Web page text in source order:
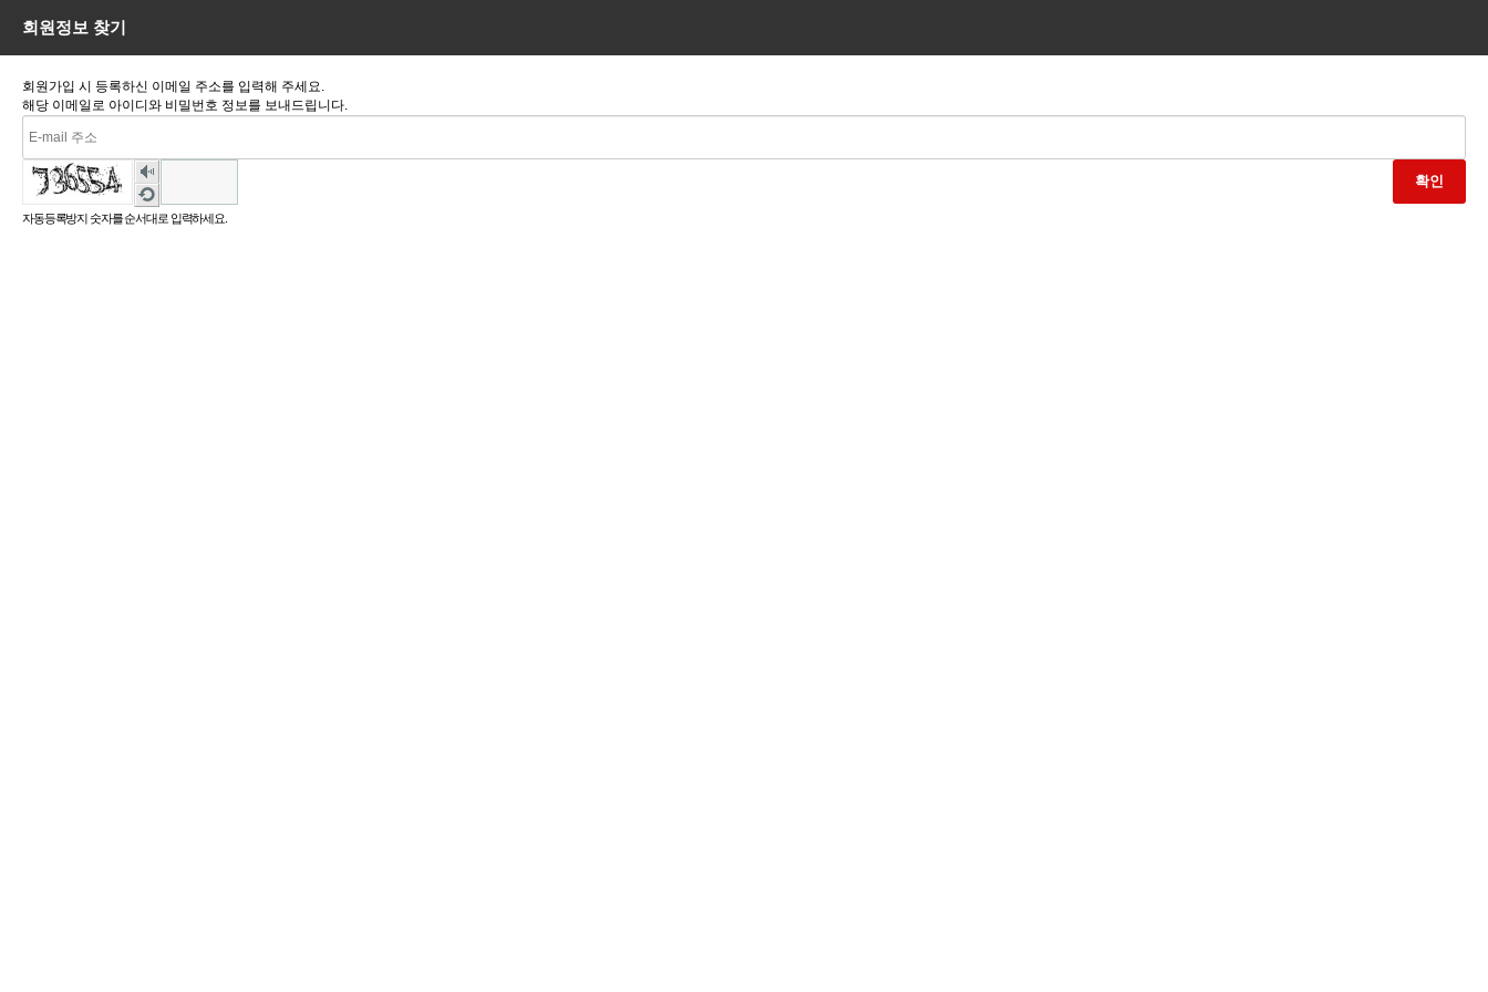
회원정보 찾기
회원가입 시 등록하신 이메일 주소를 입력해 주세요.
해당 이메일로 아이디와 비밀번호 정보를 보내드립니다.
숫
자
음
성
새
로
고
자동등록방지 숫자를 순서대로 입력하세요.